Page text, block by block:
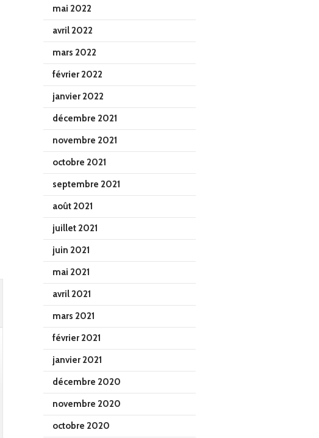
mai 2022
avril 2022
mars 2022
février 2022
janvier 2022
décembre 2021
novembre 2021
octobre 2021
septembre 2021
août 2021
juillet 2021
juin 2021
mai 2021
avril 2021
mars 2021
février 2021
janvier 2021
décembre 2020
novembre 2020
octobre 2020